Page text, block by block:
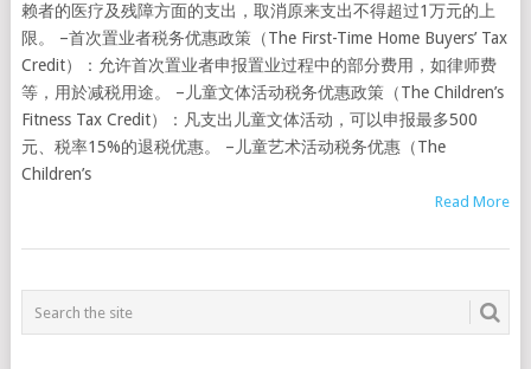
赖者的医疗及残障方面的支出，取消原来支出不得超过1万元的上
限。 –首次置业者税务优惠政策（The First-Time Home Buyers’ Tax
Credit）：允许首次置业者申报置业过程中的部分费用，如律师费
等，用於减税用途。 –儿童文体活动税务优惠政策（The Children’s
Fitness Tax Credit）：凡支出儿童文体活动，可以申报最多500
元、税率15%的退税优惠。 –儿童艺术活动税务优惠（The
Children’s
Read More